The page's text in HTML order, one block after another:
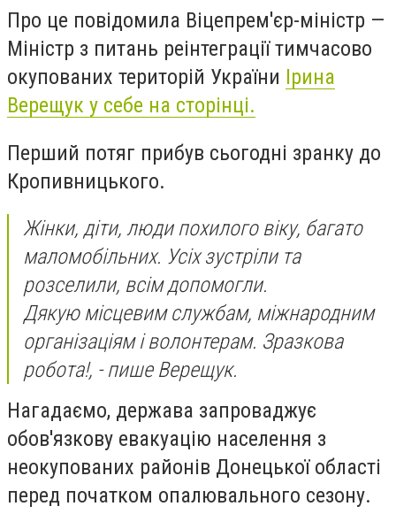
Про це повідомила Віцепрем'єр-міністр —
Міністр з питань реінтеграції тимчасово
окупованих територій України Ірина
Верещук у себе на сторінці.
Перший потяг прибув сьогодні зранку до
Кропивницького.
Жінки, діти, люди похилого віку, багато
маломобільних. Усіх зустріли та
розселили, всім допомогли.
Дякую місцевим службам, міжнародним
організаціям і волонтерам. Зразкова
робота!, - пише Верещук.
Нагадаємо, держава запроваджує
обов'язкову евакуацію населення з
неокупованих районів Донецької області
перед початком опалювального сезону.